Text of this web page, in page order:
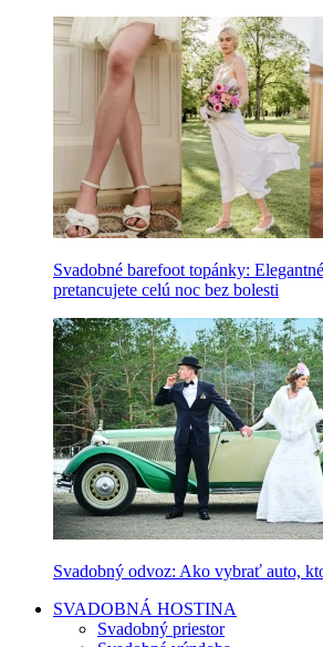
Svadobné barefoot topánky:
pretancujete celú noc bez bolesti
Svadobný odvoz: Ako vybrať auto,
SVADOBNÁ HOSTINA
Svadobný priestor